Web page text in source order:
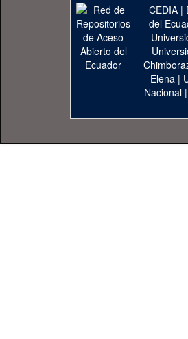
CEDIA |
del
Elena |
Nacional |